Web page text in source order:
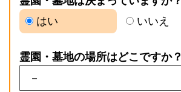
はい
いいえ
霊園・墓地の場所はどこですか？